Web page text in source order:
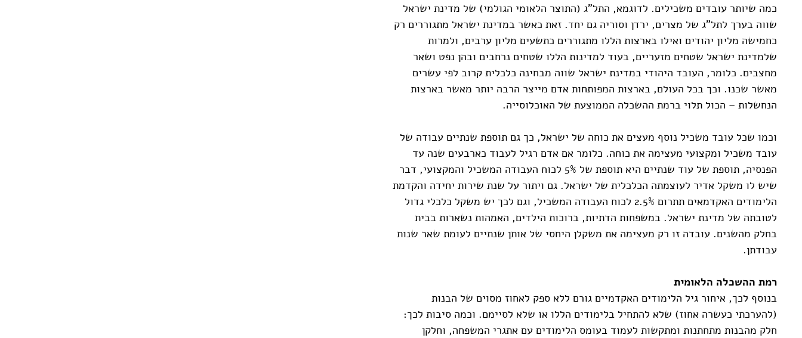
כמה שיותר עובדים משכילים. לדוגמא, התל"ג (התוצר הלאומי הגולמי) של מדינת ישראל
שווה בערך לתל"ג של מצרים, ירדן וסוריה גם יחד. זאת כאשר במדינת ישראל מתגוררים רק
כחמישה מליון יהודים ואילו בארצות הללו מתגוררים כתשעים מליון ערבים, ולמרות
שלמדינת ישראל שטחים מזעריים, בעוד למדינות הללו שטחים נרחבים ובהן נפט ושאר
מחצבים. כלומר, העובד היהודי במדינת ישראל שווה מבחינה כלכלית קרוב לפי עשרים
מאשר שכנו. וכך בכל העולם, בארצות המפותחות אדם מייצר הרבה יותר מאשר בארצות
הנחשלות – הכול תלוי ברמת ההשכלה הממוצעת של האוכלוסייה.
וכמו שכל עובד משכיל נוסף מעצים את כוחה של ישראל, כך גם תוספת שנתיים עבודה של
עובד משכיל ומקצועי מעצימה את כוחה. כלומר אם אדם רגיל לעבוד כארבעים שנה עד
הפנסיה, תוספת של עוד שנתיים היא תוספת של 5% לכוח העבודה המשכיל והמקצועי, דבר
שיש לו משקל אדיר לעוצמתה הכלכלית של ישראל. גם ויתור על שנת שירות יחידה והקדמת
הלימודים האקדמאים תתרום 2.5% לכוח העבודה המשכיל, וגם לכך יש משקל כלכלי גדול
לטובתה של מדינת ישראל. במשפחות הדתיות, ברוכות הילדים, האמהות נשארות בבית
בחלק מהשנים. עובדה זו רק מעצימה את משקלן היחסי של אותן שנתיים לעומת שאר שנות
עבודתן.
רמת ההשכלה הלאומית
בנוסף לכך, איחור גיל הלימודים האקדמיים גורם ללא ספק לאחוז מסוים של הבנות
(להערכתי כעשרה אחוז) שלא להתחיל בלימודים הללו או שלא לסיימם. וכמה סיבות לכך:
חלק מהבנות מתחתנות ומתקשות לעמוד בעומס הלימודים עם אתגרי המשפחה, וחלקן